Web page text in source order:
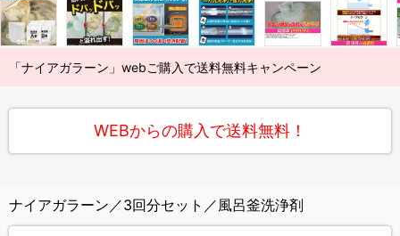
「ナイアガラーン」webご購入で送料無料キャンペーン
WEBからの購入で送料無料！
ナイアガラーン／3回分セット／風呂釜洗浄剤